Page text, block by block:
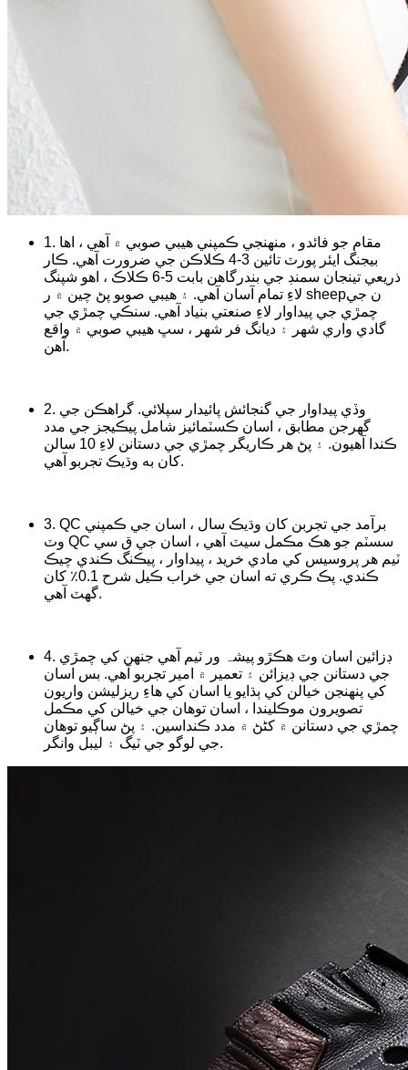
1. مقام جو فائدو ، منهنجي ڪمپني هيبي صوبي ۾ آهي ، اها
بيجنگ ايئر پورٽ تائين 3-4 ڪلاڪن جي ضرورت آهي. ڪار
ذريعي تينجان سمنڊ جي بندرگاهن بابت 5-6 ڪلاڪ ، اهو شپنگ
لاءِ تمام آسان آهي. ۽ هيبي صوبو پڻ چين ۾ ر sheepن جي
چمڙي جي پيداوار لاءِ صنعتي بنياد آهي. سنڪي چمڙي جي
گادي واري شهر ۽ ديانگ فر شهر ، سڀ هيبي صوبي ۾ واقع
آهن.
2. وڏي پيداوار جي گنجائش پائيدار سپلائي. گراهڪن جي
گهرجن مطابق ، اسان ڪسٽمائيز شامل پيڪيجز جي مدد
ڪندا آهيون. ۽ پڻ هر ڪاريگر چمڙي جي دستانن لاءِ 10 سالن
کان به وڌيڪ تجربو آهي.
3. QC برآمد جي تجربن کان وڌيڪ سال ، اسان جي ڪمپني
وٽ QC سسٽم جو هڪ مڪمل سيٽ آهي ، اسان جي ق سي
ٽيم هر پروسيس کي مادي خريد ، پيداوار ، پيڪنگ ڪندي چيڪ
ڪندي. پڪ ڪري ته اسان جي خراب ڪيل شرح 0.1٪ کان
گهٽ آهي.
4. ڊزائين اسان وٽ ھڪڙو پیشہ ور ٽيم آھي جنھن کي چمڙي
جي دستانن جي ڊيزائن ۽ تعمير ۾ امير تجربو آھي. بس اسان
کي پنهنجن خيالن کي ٻڌايو يا اسان کي هاءِ ريزليشن واريون
تصويرون موڪليندا ، اسان توهان جي خيالن کي مڪمل
چمڙي جي دستانن ۾ کڻڻ ۾ مدد ڪنداسين. ۽ پڻ ساڳيو توهان
جي لوگو جي ٽيگ ۽ ليبل وانگر.